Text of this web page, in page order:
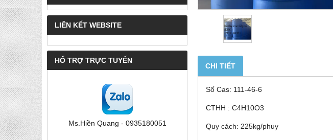
LIÊN KẾT WEBSITE
HỔ TRỢ TRỰC TUYẾN
Ms.Hiền Quang - 0935180051
CHI TIẾT
Số Cas: 111-46-6
CTHH : C4H10O3
Quy cách: 225kg/phuy